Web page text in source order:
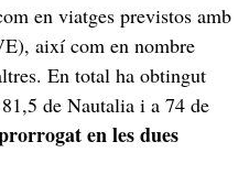
en viatges previstos amb
així com en nombre
En total ha obtingut
de Nautalia i a 74 de
en les dues